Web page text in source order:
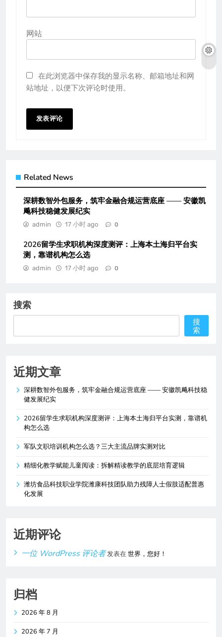
网站
在此浏览器中保存我的显示名称、邮箱地址和网
站地址，以便下次评论时使用。
Related News
深耕数智外包服务，筑牢金融合规运营底座 —— 安徽凯
飚科技稳健发展纪实
admin 17 小时 ago 0
2026留学生求职机构深度测评：上海本土海归平台实
测，靠谱机构怎么选
admin 17 小时 ago 0
搜索
搜
索
近期文章
深耕数智外包服务，筑牢金融合规运营底座 —— 安徽凯飚科技稳
健发展纪实
2026留学生求职机构深度测评：上海本土海归平台实测，靠谱机
构怎么选
军队文职培训机构怎么选？三大主流品牌实测对比
精细化教学赋能儿童阅读：拆解精读教学的底层培育逻辑
潍坊食品科技职业学院潍康科技团队助力残障人士假肢适配普惠
化发展
近期评论
一位 WordPress 评论者发表在世界，您好！
归档
2026 年 8 月
2026 年 7 月